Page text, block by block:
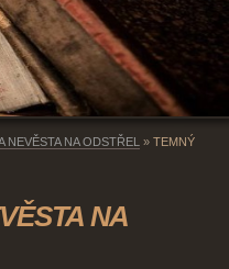
NEVĚSTA NA ODSTŘEL » TEMNÝ
NA